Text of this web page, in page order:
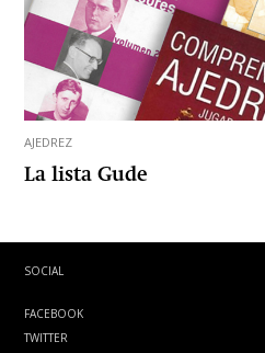
AJEDREZ
La lista Gude
SOCIAL
FACEBOOK
TWITTER